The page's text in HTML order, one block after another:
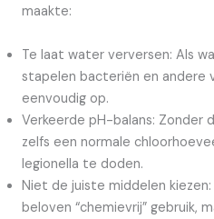
maakte:
Te laat water verversen: Als
stapelen bacteriën en andere
eenvoudig op.
Verkeerde pH-balans: Zonder
zelfs een normale
legionella te doden.
Niet de juiste middelen
beloven “chemievrij” gebruik,